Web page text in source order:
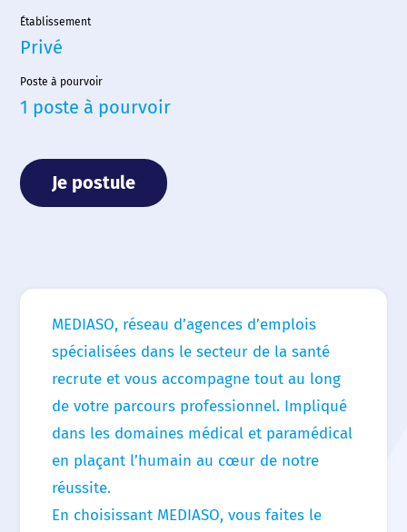
Nos agences
Nos offres d’emploi
Contact
Établissement
Privé
Poste à pourvoir
1 poste à pourvoir
Je postule
MEDIASO, réseau d’agences d’emplois
spécialisées dans le secteur de la santé
recrute et vous accompagne tout au long
de votre parcours professionnel. Impliqué
dans les domaines médical et paramédical
en plaçant l’humain au cœur de notre
réussite.
En choisissant MEDIASO, vous faites le